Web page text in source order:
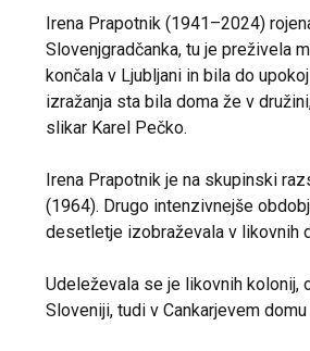
Irena Prapotnik (1941–2024)
Slovenjgradčanka, tu je preživela
končala v Ljubljani in bila do
izražanja sta bila doma že v
slikar Karel Pečko.
Irena Prapotnik je na skupinski
(1964). Drugo intenzivnejše
desetletje izobraževala v likovnih
Udeleževala se je likovnih kolonij,
Sloveniji, tudi v Cankarjevem